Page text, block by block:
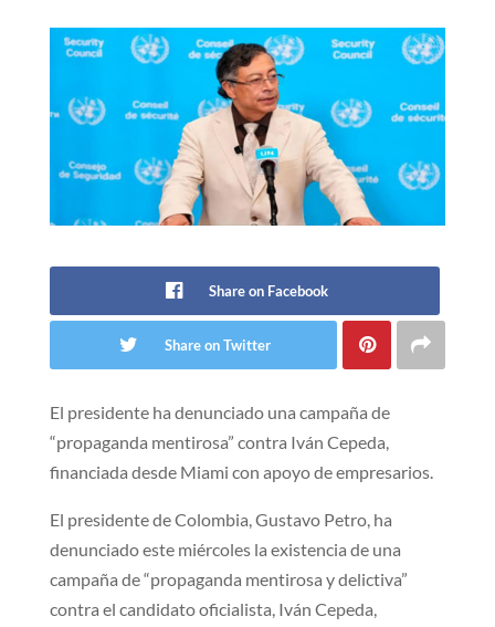
Share on Facebook
Share on Twitter
El presidente ha denunciado una campaña de
“propaganda mentirosa” contra Iván Cepeda,
financiada desde Miami con apoyo de empresarios.
El presidente de Colombia, Gustavo Petro, ha
denunciado este miércoles la existencia de una
campaña de “propaganda mentirosa y delictiva”
contra el candidato oficialista, Iván Cepeda,